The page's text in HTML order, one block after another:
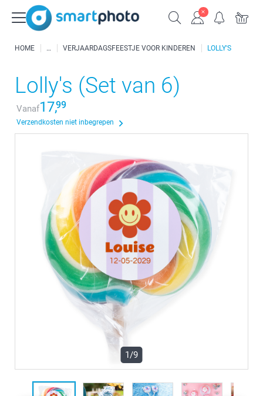
HOME VERJAARDAGSFEESTJE VOOR KINDEREN LOLLY'S
Lolly's (Set van 6)
Vanaf17,99
Verzendkosten niet inbegrepen
1/9